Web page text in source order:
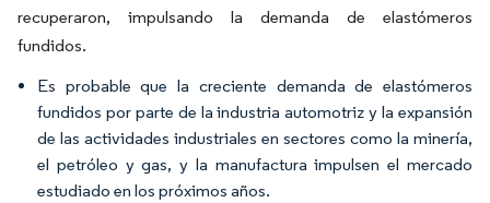
recuperaron, impulsando la demanda de elastómeros
fundidos.
Es probable que la creciente demanda de elastómeros
fundidos por parte de la industria automotriz y la expansión
de las actividades industriales en sectores como la minería,
el petróleo y gas, y la manufactura impulsen el mercado
estudiado en los próximos años.